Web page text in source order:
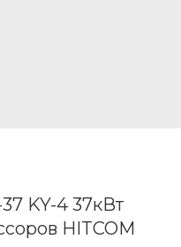
KY-4 37кВт
HITCOM